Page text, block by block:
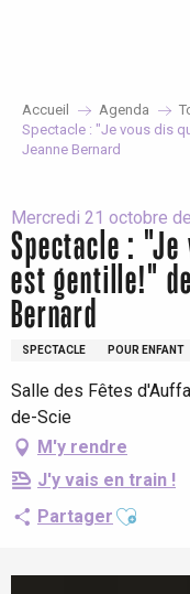
Accueil Agenda
Spectacle : "Je vous dis
Jeanne Bernard
Mercredi 21 octobre
Spectacle :
est gentille!"
Bernard
SPECTACLE POUR ENFANT
Salle des Fêtes
de-Scie
M'y rendre
J'y vais en train !
Partager Ajouter